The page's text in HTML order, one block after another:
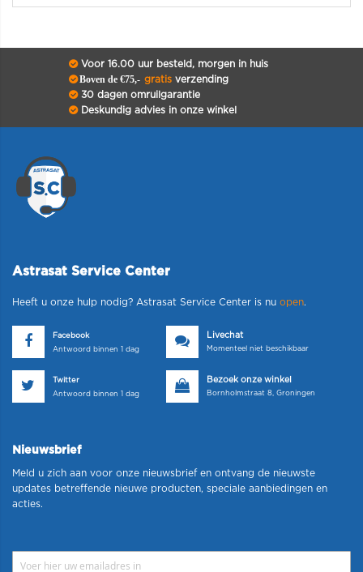
Voor 16.00 uur besteld, morgen in huis
Boven de €75,- gratisverzending
30 dagen omruilgarantie
Deskundig advies in onze winkel
Astrasat Service Center
Heeft u onze hulp nodig? Astrasat Service Center is nu open.
Facebook
Antwoord binnen 1 dag
Livechat
Momenteel niet beschikbaar
Twitter
Antwoord binnen 1 dag
Bezoek onze winkel
Bornholmstraat 8, Groningen
Nieuwsbrief
Meld u zich aan voor onze nieuwsbrief en ontvang de nieuwste
updates betreffende nieuwe producten, speciale aanbiedingen en
acties.